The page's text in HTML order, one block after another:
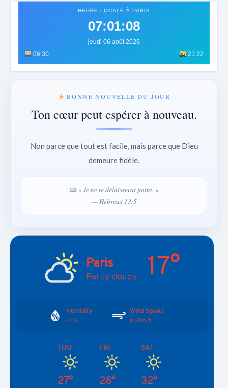
HEURE LOCALE À PARIS
07:01:11
jeudi 06 août 2026
06:30
21:22
BONNE NOUVELLE DU JOUR
Ton cœur peut espérer à nouveau.
Non parce que tout est facile, mais parce que Dieu
demeure fidèle.
« Je ne te délaisserai point. »
— Hébreux 13:5
Paris
Partly cloudy 17°
Humidity
64%
Wind Speed
8.6Km/h
THU
27°
FRI
28°
SAT
32°